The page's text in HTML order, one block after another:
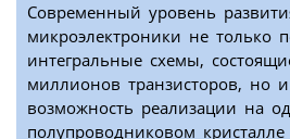
Современный уровень
микроэлектроники не только
интегральные схемы,
миллионов транзисторов, но и
возможность реализации на
полупроводниковом